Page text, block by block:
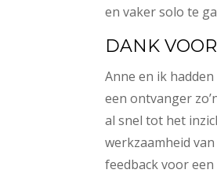
en vaker solo te
DANK
Anne en ik
een ontvanger
al snel tot het
werkzaamheid
feedback voor